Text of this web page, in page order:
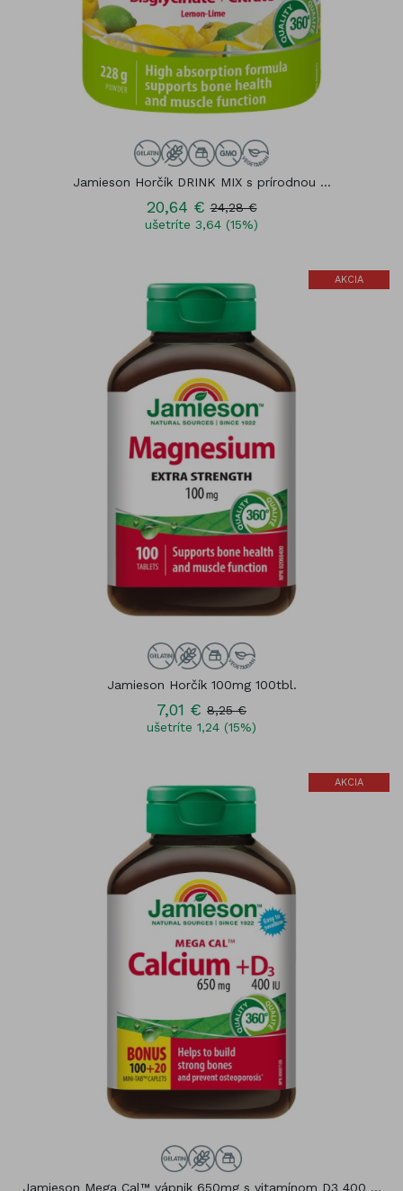
Jamieson Horčík DRINK MIX s prírodnou ...
20,64 € 24,28 €
ušetríte 3,64 (15%)
AKCIA
Jamieson Horčík 100mg 100tbl.
7,01 € 8,25 €
ušetríte 1,24 (15%)
AKCIA
Jamieson Mega Cal™ vápnik 650mg s vitamínom D3 400 ...